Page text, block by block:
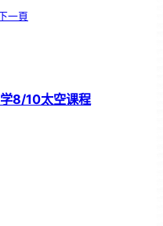
一頁
8/10太空课程